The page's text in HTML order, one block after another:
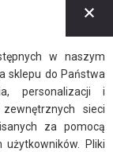
w naszym
sklepu do Państwa
personalizacji i
sieci
za pomocą
Pliki